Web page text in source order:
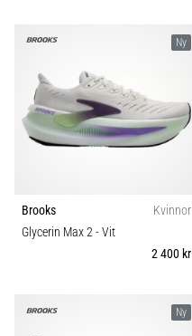
Ny
Brooks
Kvinnor
Glycerin Max 2- Vit
2 400 kr
Ny